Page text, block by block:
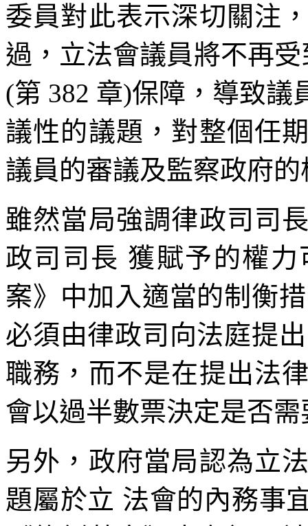
委員對此表示深切關注
過，立法會議員將不再
(第 382 章)保障，導致
議性的議題，對整個任
議員的審議及監察政府的
雖然當局強調律政司司
政司司長 獲賦予的權
案》中加入適當的制衡
必須由律政司向法庭提
職務，而不是在提出法
會以過半數票決定是否
另外，政府當局認為立
題屬於立 法會的內務事